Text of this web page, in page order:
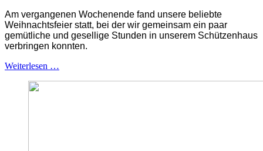
Am vergangenen Wochenende fand unsere beliebte
Weihnachtsfeier statt, bei der wir gemeinsam ein paar
gemütliche und gesellige Stunden in unserem Schützenhaus
verbringen konnten.
Weiterlesen …